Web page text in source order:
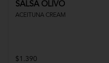
SALSA OLIVO
ACEITUNA CREAM
$1.390